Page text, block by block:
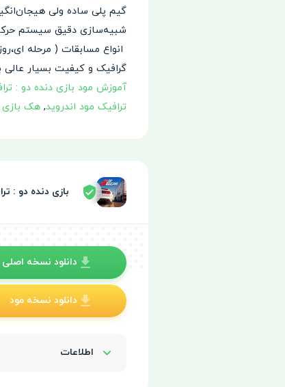
گیم پلی ساده ولی
شبیه‌سازی دقیق سیستم
انواع مسابقات ( مرحله
گرافیک و کیفیت بسیار عالی
آموزش مود بازی دنده دو :
ترافیک مود اندروید, هک بازی
بازی دنده دو :
دانلود نسخه اصلی
دانلود نسخه مود
اطلاعات